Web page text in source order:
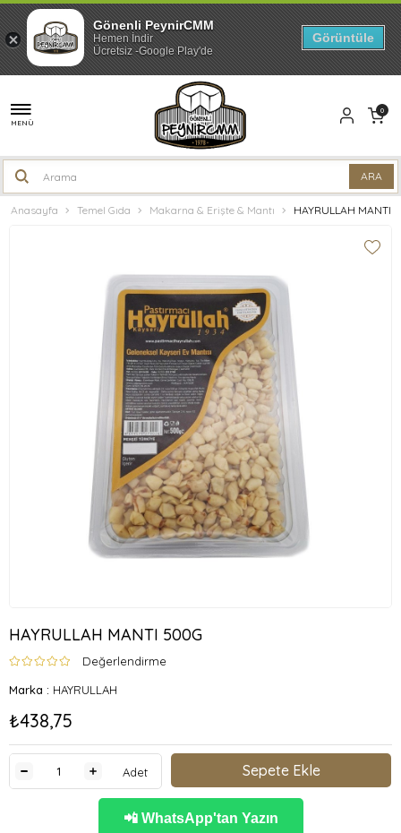
MENÜ
0
Anasayfa Temel Gıda Makarna & Erişte & Mantı HAYRULLAH MANTI
HAYRULLAH MANTI 500G
Değerlendirme
Marka : HAYRULLAH
₺438,75
Adet
📲 WhatsApp'tan Yazın
Gönenli PeynirCMM
Hemen İndir
Ücretsiz -Google Play'de
Görüntüle